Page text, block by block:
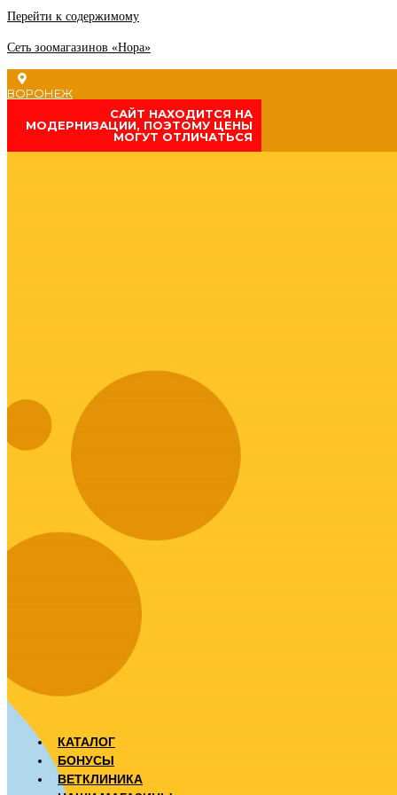
Перейти к содержимому
Сеть зоомагазинов «Нора»
ВОРОНЕЖ
CАЙТ НАХОДИТСЯ НА
МОДЕРНИЗАЦИИ, ПОЭТОМУ ЦЕНЫ
МОГУТ ОТЛИЧАТЬСЯ
КАТАЛОГ
БОНУСЫ
ВЕТКЛИНИКА